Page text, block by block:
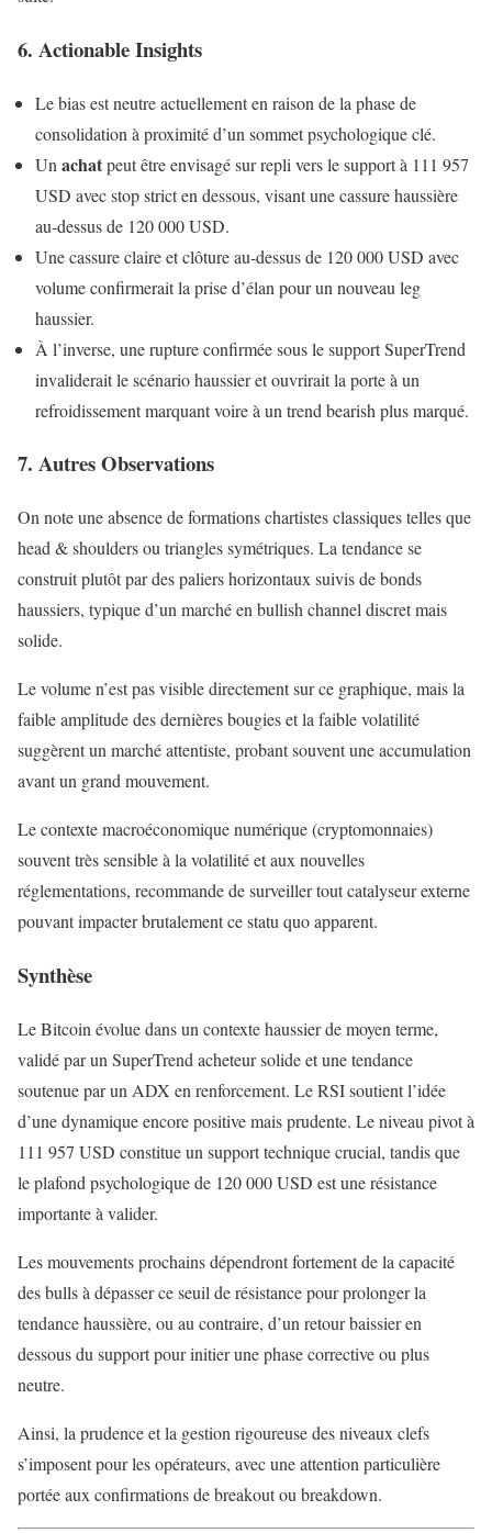
6. Actionable Insights
Le bias est neutre actuellement en raison de la phase de
consolidation à proximité d’un sommet psychologique clé.
Un achatpeut être envisagé sur repli vers le support à 111 957
USD avec stop strict en dessous, visant une cassure haussière
au-dessus de 120 000 USD.
Une cassure claire et clôture au-dessus de 120 000 USD avec
volume confirmerait la prise d’élan pour un nouveau leg
haussier.
À l’inverse, une rupture confirmée sous le support SuperTrend
invaliderait le scénario haussier et ouvrirait la porte à un
refroidissement marquant voire à un trend bearish plus marqué.
7. Autres Observations
On note une absence de formations chartistes classiques telles que
head & shoulders ou triangles symétriques. La tendance se
construit plutôt par des paliers horizontaux suivis de bonds
haussiers, typique d’un marché en bullish channel discret mais
solide.
Le volume n’est pas visible directement sur ce graphique, mais la
faible amplitude des dernières bougies et la faible volatilité
suggèrent un marché attentiste, probant souvent une accumulation
avant un grand mouvement.
Le contexte macroéconomique numérique (cryptomonnaies)
souvent très sensible à la volatilité et aux nouvelles
réglementations, recommande de surveiller tout catalyseur externe
pouvant impacter brutalement ce statu quo apparent.
Synthèse
Le Bitcoin évolue dans un contexte haussier de moyen terme,
validé par un SuperTrend acheteur solide et une tendance
soutenue par un ADX en renforcement. Le RSI soutient l’idée
d’une dynamique encore positive mais prudente. Le niveau pivot à
111 957 USD constitue un support technique crucial, tandis que
le plafond psychologique de 120 000 USD est une résistance
importante à valider.
Les mouvements prochains dépendront fortement de la capacité
des bulls à dépasser ce seuil de résistance pour prolonger la
tendance haussière, ou au contraire, d’un retour baissier en
dessous du support pour initier une phase corrective ou plus
neutre.
Ainsi, la prudence et la gestion rigoureuse des niveaux clefs
s’imposent pour les opérateurs, avec une attention particulière
portée aux confirmations de breakout ou breakdown.